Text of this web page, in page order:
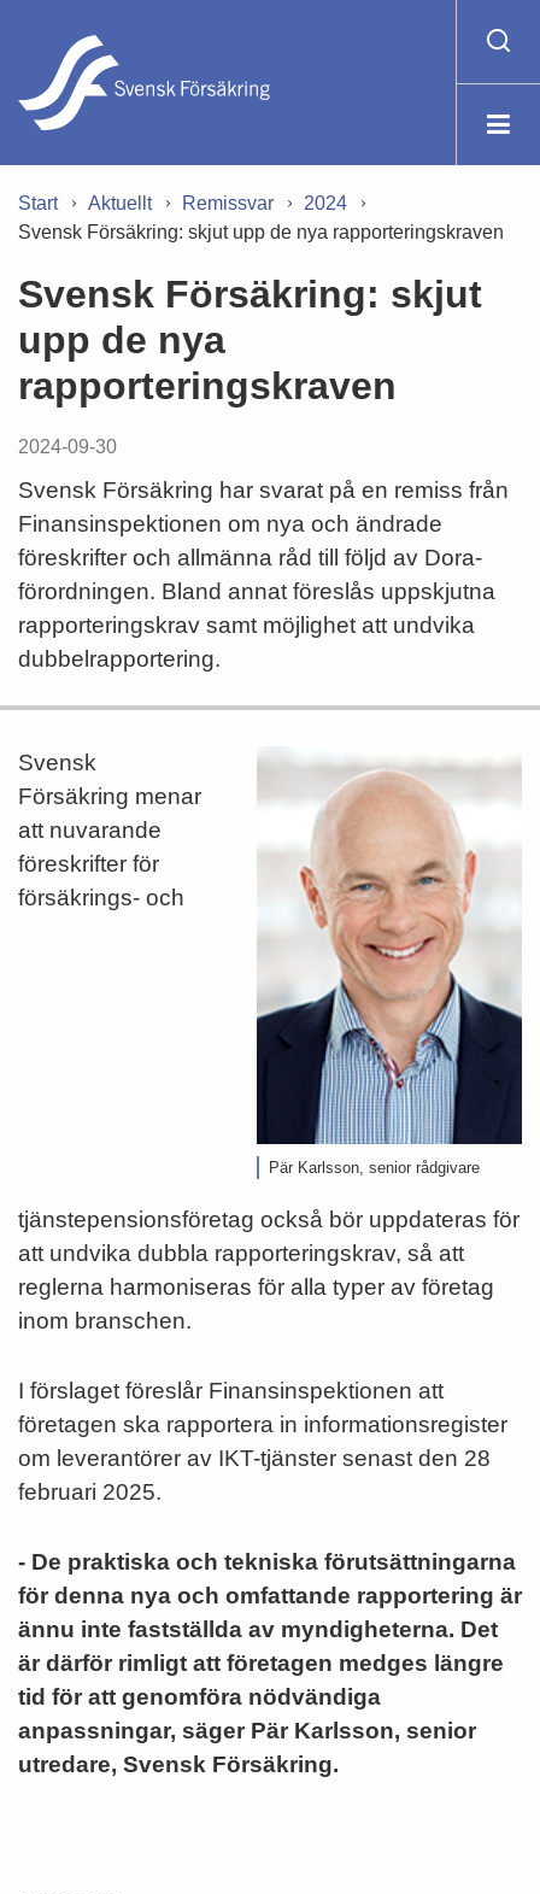
Start Aktuellt Remissvar
2024
Svensk Försäkring: skjut upp de nya rapporteringskraven
Svensk Försäkring: skjut
upp de nya
rapporteringskraven
2024-09-30
Svensk Försäkring har svarat på en remiss från
Finansinspektionen om nya och ändrade
föreskrifter och allmänna råd till följd av Dora-
förordningen. Bland annat föreslås uppskjutna
rapporteringskrav samt möjlighet att undvika
dubbelrapportering.
Pär Karlsson, senior rådgivare
Svensk
Försäkring menar
att nuvarande
föreskrifter för
försäkrings- och
tjänstepensionsföretag också bör uppdateras för
att undvika dubbla rapporteringskrav, så att
reglerna harmoniseras för alla typer av företag
inom branschen.
I förslaget föreslår Finansinspektionen att
företagen ska rapportera in informationsregister
om leverantörer av IKT-tjänster senast den 28
februari 2025.
- De praktiska och tekniska förutsättningarna
för denna nya och omfattande rapportering är
ännu inte fastställda av myndigheterna. Det
är därför rimligt att företagen medges längre
tid för att genomföra nödvändiga
anpassningar, säger Pär Karlsson, senior
utredare, Svensk Försäkring.